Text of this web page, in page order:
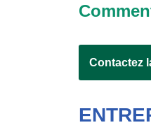
Contactez